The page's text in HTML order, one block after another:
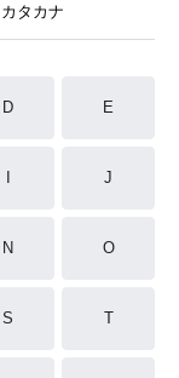
カタカナ
D E
J
N O
S T